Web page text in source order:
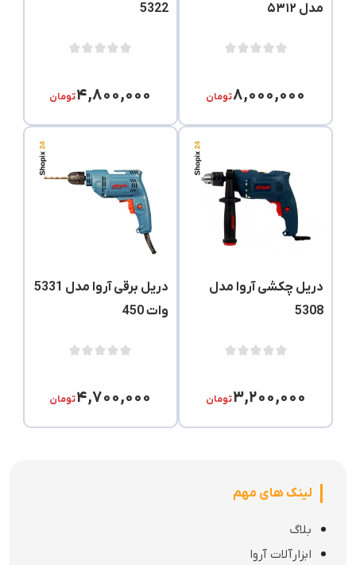
مدل ۵۳۱۲
۸,۰۰۰,۰۰۰تومان
5322
۴,۸۰۰,۰۰۰تومان
دریل چکشی آروا مدل
5308
۳,۲۰۰,۰۰۰تومان
دریل برقی آروا مدل 5331
وات 450
۴,۷۰۰,۰۰۰تومان
لینک های مهم
بلاگ
ابزارآلات آروا